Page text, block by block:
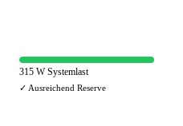
315 W Systemlast
✓ Ausreichend Reserve